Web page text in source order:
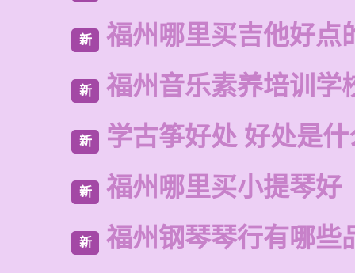
新 福州哪里买吉他好点
新 福州音乐素养培训学
新 学古筝好处 好处是什
新 福州哪里买小提琴好
新 福州钢琴琴行有哪些